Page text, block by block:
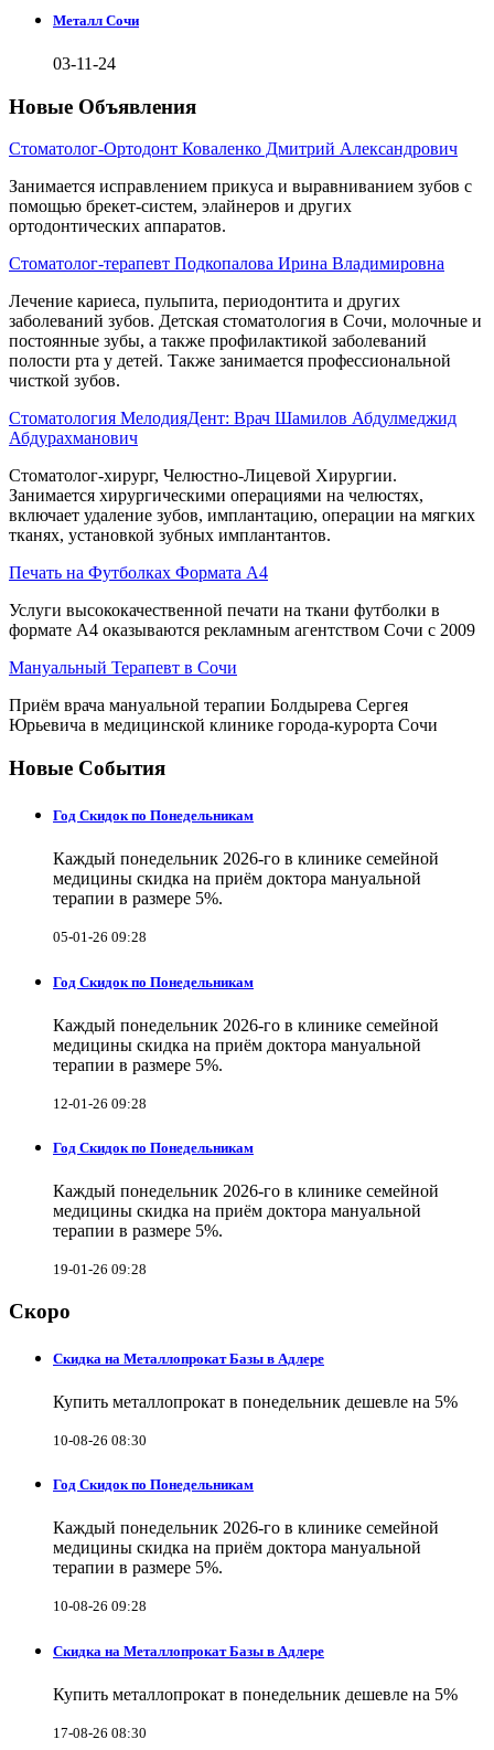
Металл Сочи
03-11-24
Новые Объявления
Стоматолог-Ортодонт Коваленко Дмитрий Александрович
Занимается исправлением прикуса и выравниванием зубов с
помощью брекет-систем, элайнеров и других
ортодонтических аппаратов.
Стоматолог-терапевт Подкопалова Ирина Владимировна
Лечение кариеса, пульпита, периодонтита и других
заболеваний зубов. Детская стоматология в Сочи, молочные и
постоянные зубы, а также профилактикой заболеваний
полости рта у детей. Также занимается профессиональной
чисткой зубов.
Стоматология МелодияДент: Врач Шамилов Абдулмеджид
Абдурахманович
Стоматолог-хирург, Челюстно-Лицевой Хирургии.
Занимается хирургическими операциями на челюстях,
включает удаление зубов, имплантацию, операции на мягких
тканях, установкой зубных имплантантов.
Печать на Футболках Формата А4
Услуги высококачественной печати на ткани футболки в
формате А4 оказываются рекламным агентством Сочи с 2009
Мануальный Терапевт в Сочи
Приём врача мануальной терапии Болдырева Сергея
Юрьевича в медицинской клинике города-курорта Сочи
Новые События
Год Скидок по Понедельникам
Каждый понедельник 2026-го в клинике семейной
медицины скидка на приём доктора мануальной
терапии в размере 5%.
05-01-26 09:28
Год Скидок по Понедельникам
Каждый понедельник 2026-го в клинике семейной
медицины скидка на приём доктора мануальной
терапии в размере 5%.
12-01-26 09:28
Год Скидок по Понедельникам
Каждый понедельник 2026-го в клинике семейной
медицины скидка на приём доктора мануальной
терапии в размере 5%.
19-01-26 09:28
Скоро
Скидка на Металлопрокат Базы в Адлере
Купить металлопрокат в понедельник дешевле на 5%
10-08-26 08:30
Год Скидок по Понедельникам
Каждый понедельник 2026-го в клинике семейной
медицины скидка на приём доктора мануальной
терапии в размере 5%.
10-08-26 09:28
Скидка на Металлопрокат Базы в Адлере
Купить металлопрокат в понедельник дешевле на 5%
17-08-26 08:30